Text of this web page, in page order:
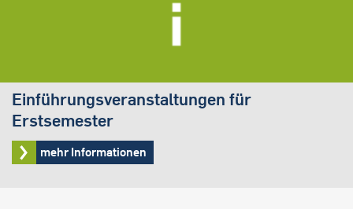
Einführungsveranstaltungen für
Erstsemester
mehr Informationen